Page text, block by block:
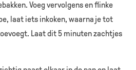
Voeg vervolgens en flinke
laat iets inkoken, waarna je tot
Laat dit 5 minuten zachtjes